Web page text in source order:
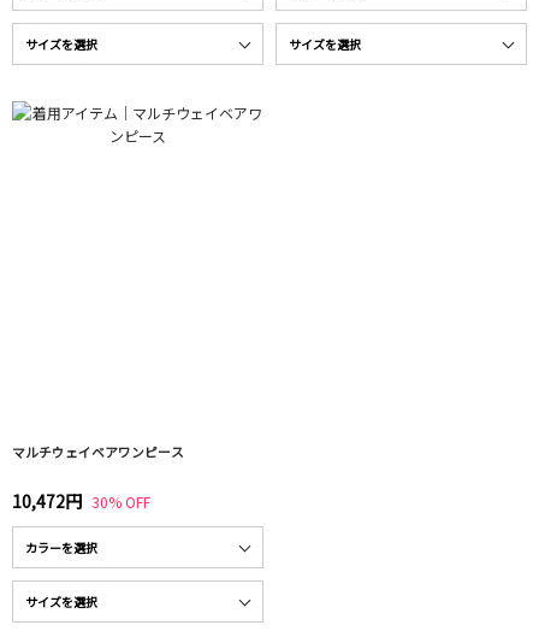
マルチウェイベアワンピース
10,472円 30% OFF